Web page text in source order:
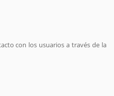
con los usuarios a través de la